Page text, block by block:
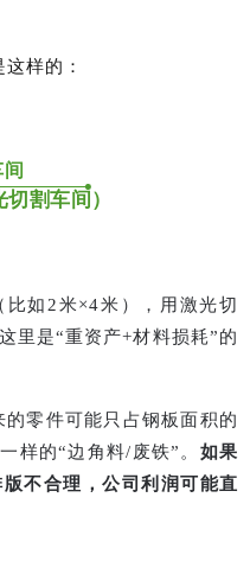
样的：
切割车间）
比如 2米×4米），用激光切
里是“重资产+材料损耗”的
的零件可能只占钢板面积的
样的“边角料/ 废铁” 。 如果
不合理，公司利润可能直